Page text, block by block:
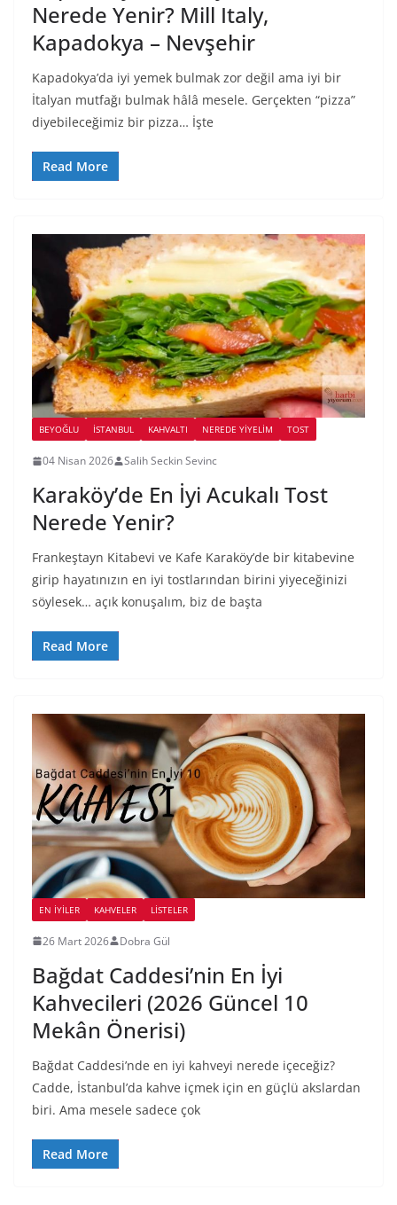
Nerede Yenir? Mill Italy,
Kapadokya – Nevşehir
Kapadokya’da iyi yemek bulmak zor değil ama iyi bir
İtalyan mutfağı bulmak hâlâ mesele. Gerçekten “pizza”
diyebileceğimiz bir pizza… İşte
Read More
BEYOĞLU İSTANBUL KAHVALTI NEREDE YİYELİM TOST
04 Nisan 2026 Salih Seckin Sevinc
Karaköy’de En İyi Acukalı Tost
Nerede Yenir?
Frankeştayn Kitabevi ve Kafe Karaköy’de bir kitabevine
girip hayatınızın en iyi tostlarından birini yiyeceğinizi
söylesek… açık konuşalım, biz de başta
Read More
EN İYILER KAHVELER LİSTELER
26 Mart 2026 Dobra Gül
Bağdat Caddesi’nin En İyi
Kahvecileri (2026 Güncel 10
Mekân Önerisi)
Bağdat Caddesi’nde en iyi kahveyi nerede içeceğiz?
Cadde, İstanbul’da kahve içmek için en güçlü akslardan
biri. Ama mesele sadece çok
Read More